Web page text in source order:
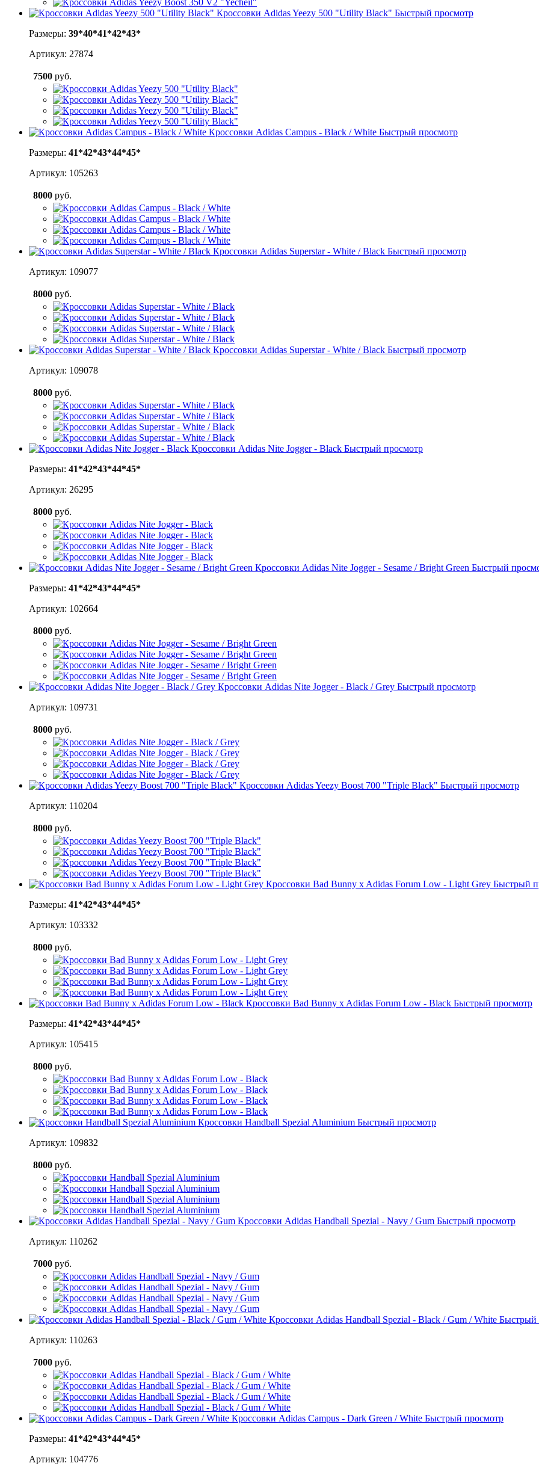
Кроссовки Adidas Yeezy 500 "Utility Black" Быстрый просмотр
Размеры: 39*40*41*42*43*
Артикул: 27874
7500 руб.
Кроссовки Adidas Campus - Black / White Быстрый просмотр
Размеры: 41*42*43*44*45*
Артикул: 105263
8000 руб.
Кроссовки Adidas Superstar - White / Black Быстрый просмотр
Артикул: 109077
8000 руб.
Кроссовки Adidas Superstar - White / Black Быстрый просмотр
Артикул: 109078
8000 руб.
Кроссовки Adidas Nite Jogger - Black Быстрый просмотр
Размеры: 41*42*43*44*45*
Артикул: 26295
8000 руб.
Кроссовки Adidas Nite Jogger - Sesame / Bright Green Быстрый
Размеры: 41*42*43*44*45*
Артикул: 102664
8000 руб.
Кроссовки Adidas Nite Jogger - Black / Grey Быстрый просмотр
Артикул: 109731
8000 руб.
Кроссовки Adidas Yeezy Boost 700 "Triple Black" Быстрый просмотр
Артикул: 110204
8000 руб.
Кроссовки Bad Bunny x Adidas Forum Low - Light Grey Быстрый
Размеры: 41*42*43*44*45*
Артикул: 103332
8000 руб.
Кроссовки Bad Bunny x Adidas Forum Low - Black Быстрый просмотр
Размеры: 41*42*43*44*45*
Артикул: 105415
8000 руб.
Кроссовки Handball Spezial Aluminium Быстрый просмотр
Артикул: 109832
8000 руб.
Кроссовки Adidas Handball Spezial - Navy / Gum Быстрый просмотр
Артикул: 110262
7000 руб.
Кроссовки Adidas Handball Spezial - Black / Gum / White Быстрый
Артикул: 110263
7000 руб.
Кроссовки Adidas Campus - Dark Green / White Быстрый просмотр
Размеры: 41*42*43*44*45*
Артикул: 104776